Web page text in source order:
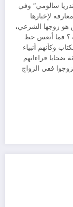
سالومي” وفي
لإخبارها
هو زوجها الشرعي،
؟ فما أتعس حظ
وكأنهم أنبياء
ضحايا قراءاتهم
ففي الزواج